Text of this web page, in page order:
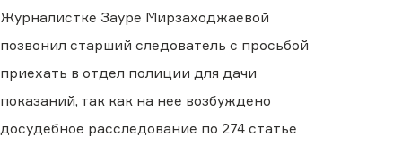
Журналистке Зауре Мирзаходжаевой
позвонил старший следователь с просьбой
приехать в отдел полиции для дачи
показаний, так как на нее возбуждено
досудебное расследование по 274 статье